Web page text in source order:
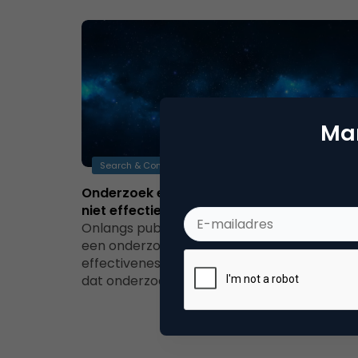
Search & Conversie
Onderzoek eBay: “SEA voor grote merken is
niet effectief”
Onlangs publiceerde eBay de resultaten van
een onderzoek naar paid search
effectiveness. De belangrijkste conclusie van
dat onderzoek was dat…